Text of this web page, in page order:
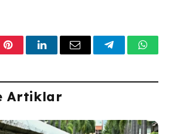
PinterestLinkedInEmail Telegram
Artiklar